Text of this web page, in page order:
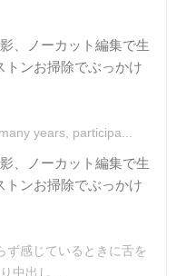
、ノーカット編集で生
トンお掃除でぶっかけ
years, participa...
、ノーカット編集で生
トンお掃除でぶっかけ
ず感じているときに舌を
中出し...